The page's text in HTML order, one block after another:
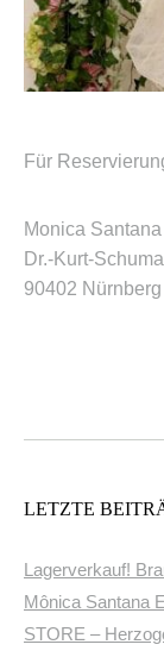
Dr.-Kurt-
90402 Nürnberg
Mônica Santana
STORE –
Brautkleider